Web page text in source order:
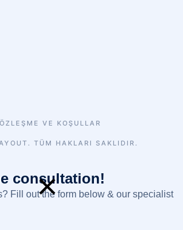
TÜM HAKLARI SAKLIDIR.
VE KOŞULLAR
consultation!
Fill out the form below & our specialist